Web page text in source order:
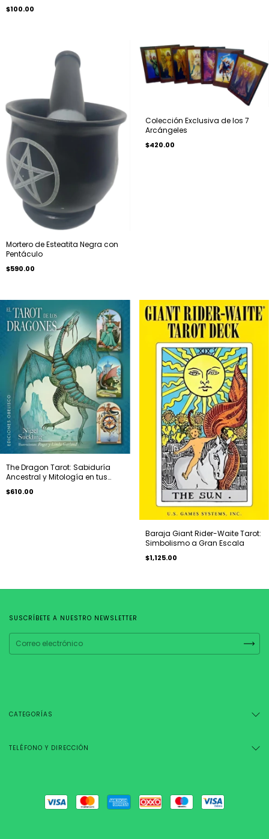
$100.00
Mortero de Esteatita Negra con
Pentáculo
$590.00
Colección Exclusiva de los 7
Arcángeles
$420.00
The Dragon Tarot: Sabiduría
Ancestral y Mitología en tus
Manos
$610.00
Baraja Giant Rider-Waite Tarot:
Simbolismo a Gran Escala
$1,125.00
SUSCRÍBETE A NUESTRO NEWSLETTER
CATEGORÍAS
TELÉFONO Y DIRECCIÓN